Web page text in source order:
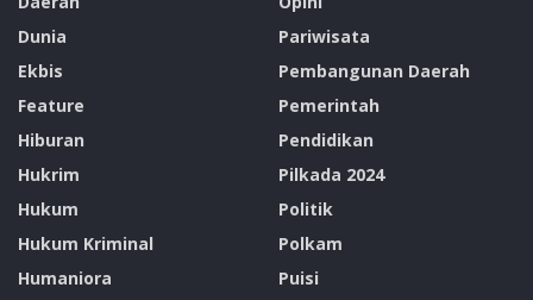
Dunia
Ekbis
Feature
Hiburan
Hukrim
Hukum
Hukum Kriminal
Humaniora
Pariwisata
Pembangunan Daerah
Pemerintah
Pendidikan
Pilkada 2024
Politik
Polkam
Puisi